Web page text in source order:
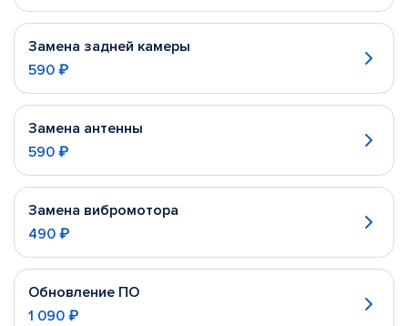
Замена задней камеры
590 ₽
Замена антенны
590 ₽
Замена вибромотора
490 ₽
Обновление ПО
1 090 ₽